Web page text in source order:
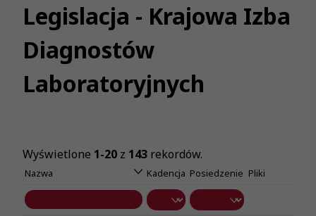
Legislacja - Krajowa Izba
Diagnostów
Laboratoryjnych
Wyświetlone 1-20 z 143 rekordów.
Nazwa Kadencja Posiedzenie Pliki